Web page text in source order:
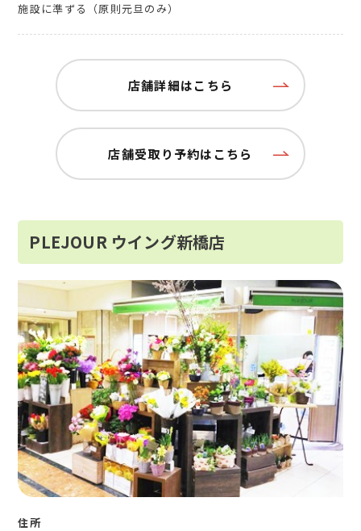
施設に準ずる（原則元旦のみ）
店舗詳細はこちら
店舗受取り予約はこちら
PLEJOUR ウイング新橋店
住所